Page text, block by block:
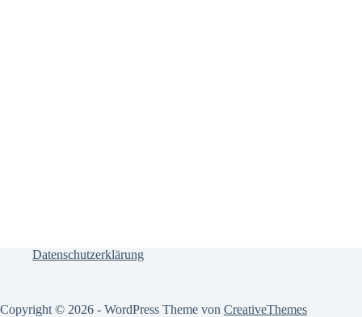
Datenschutzerklärung
Copyright © 2026 - WordPress Theme von CreativeThemes